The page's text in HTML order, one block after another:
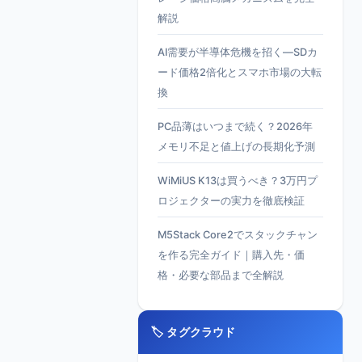
解説
AI需要が半導体危機を招く—SDカ
ード価格2倍化とスマホ市場の大転
換
PC品薄はいつまで続く？2026年
メモリ不足と値上げの長期化予測
WiMiUS K13は買うべき？3万円プ
ロジェクターの実力を徹底検証
M5Stack Core2でスタックチャン
を作る完全ガイド｜購入先・価
格・必要な部品まで全解説
🏷️ タグクラウド